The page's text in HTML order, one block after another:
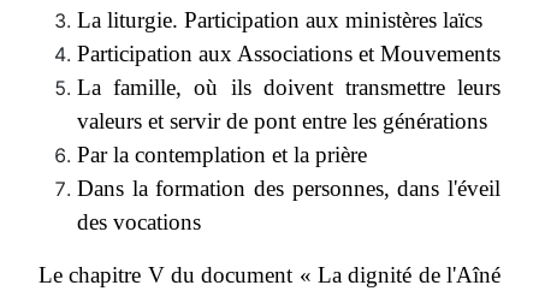
La liturgie. Participation aux ministères laïcs
Participation aux Associations et Mouvements
La famille, où ils doivent transmettre leurs
valeurs et servir de pont entre les générations
Par la contemplation et la prière
Dans la formation des personnes, dans l'éveil
des vocations
Le chapitre V du document « La dignité de l'Aîné